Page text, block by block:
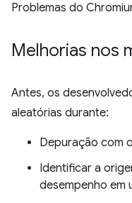
Problemas do
Melhorias nos
Antes, os
aleatórias durante:
Depuração com
Identificar a
desempenho em